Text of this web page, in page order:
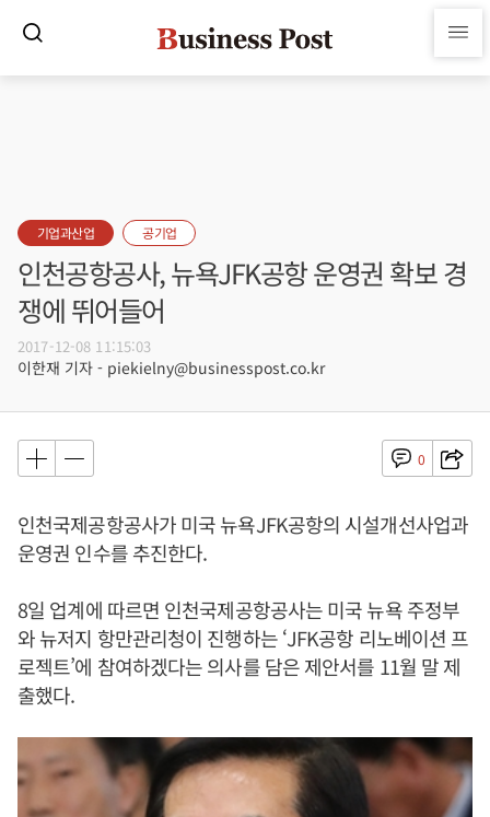
기업과산업 공기업
인천공항공사, 뉴욕JFK공항 운영권 확보 경
쟁에 뛰어들어
2017-12-08 11:15:03
이한재 기자 - piekielny@businesspost.co.kr
0
인천국제공항공사가 미국 뉴욕JFK공항의 시설개선사업과
운영권 인수를 추진한다.
8일 업계에 따르면 인천국제공항공사는 미국 뉴욕 주정부
와 뉴저지 항만관리청이 진행하는 ‘JFK공항 리노베이션 프
로젝트’에 참여하겠다는 의사를 담은 제안서를 11월 말 제
출했다.